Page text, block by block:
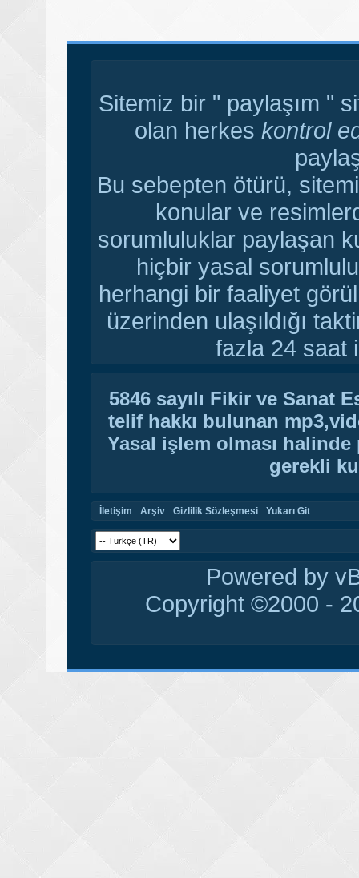
Sitemiz bir " paylaşım "
olan herkes kontrol
Bu sebepten ötürü,
konular ve
sorumluluklar paylaşan
hiçbir yasal
herhangi bir faaliyet
üzerinden ulaşıldığı
fazla 24 saat
5846 sayılı Fikir ve Sanat
telif hakkı bulunan
Yasal işlem olması
gerekli
İletişim Arşiv Gizlilik Sözleşmesi Yukarı Git
Powered by
Copyright ©2000 -